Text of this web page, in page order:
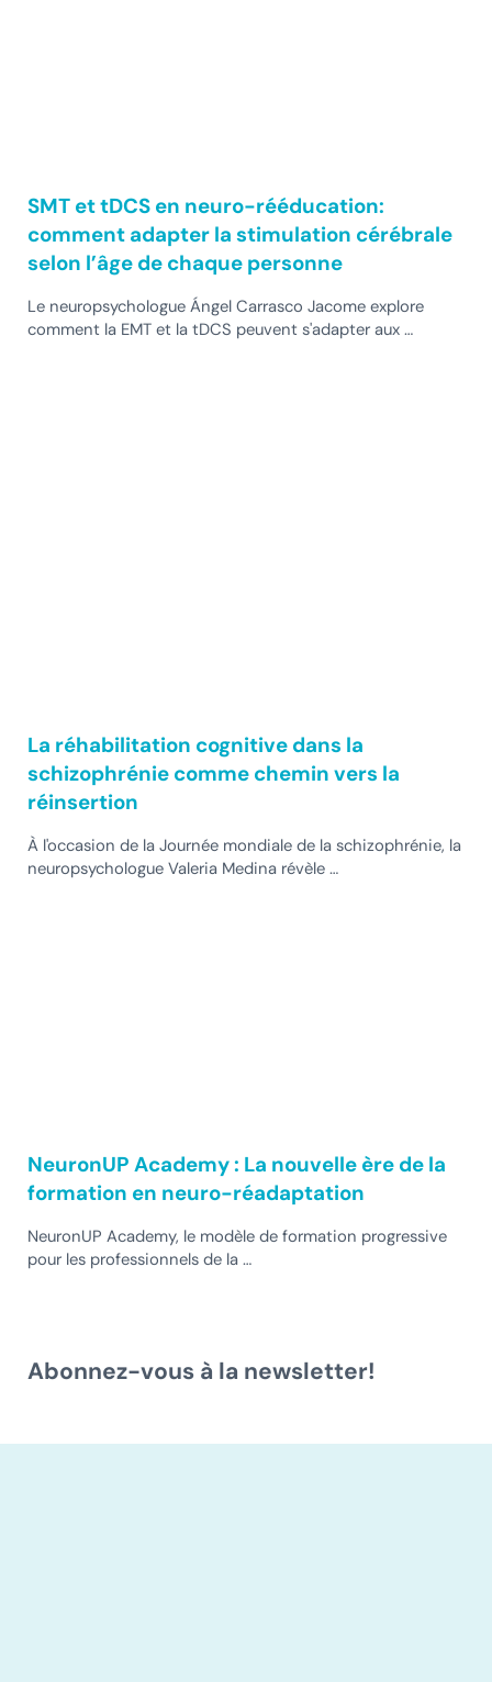
SMT et tDCS en neuro-rééducation:
comment adapter la stimulation cérébrale
selon l’âge de chaque personne
Le neuropsychologue Ángel Carrasco Jacome explore
comment la EMT et la tDCS peuvent s'adapter aux …
La réhabilitation cognitive dans la
schizophrénie comme chemin vers la
réinsertion
À l'occasion de la Journée mondiale de la schizophrénie, la
neuropsychologue Valeria Medina révèle …
NeuronUP Academy : La nouvelle ère de la
formation en neuro-réadaptation
NeuronUP Academy, le modèle de formation progressive
pour les professionnels de la …
Abonnez-vous à la newsletter!